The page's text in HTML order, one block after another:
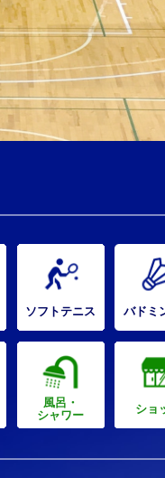
ソフトテニス バドミ
風呂・
シャワー
ショ